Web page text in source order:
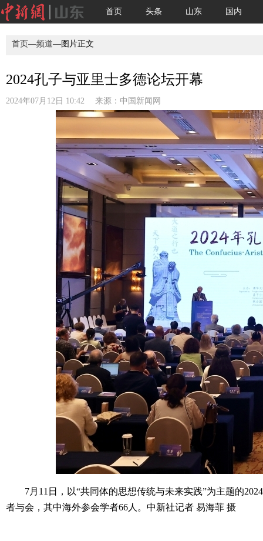
首页 头条 山东 国内
首页—频道—图片正文
2024孔子与亚里士多德论坛开幕
2024年07月12日 10:42 来源： 中国新闻网
7月11日，以“共同体的思想传统与未来实践”为主题的
者与会，其中海外参会学者66人。中新社记者 易海菲 摄